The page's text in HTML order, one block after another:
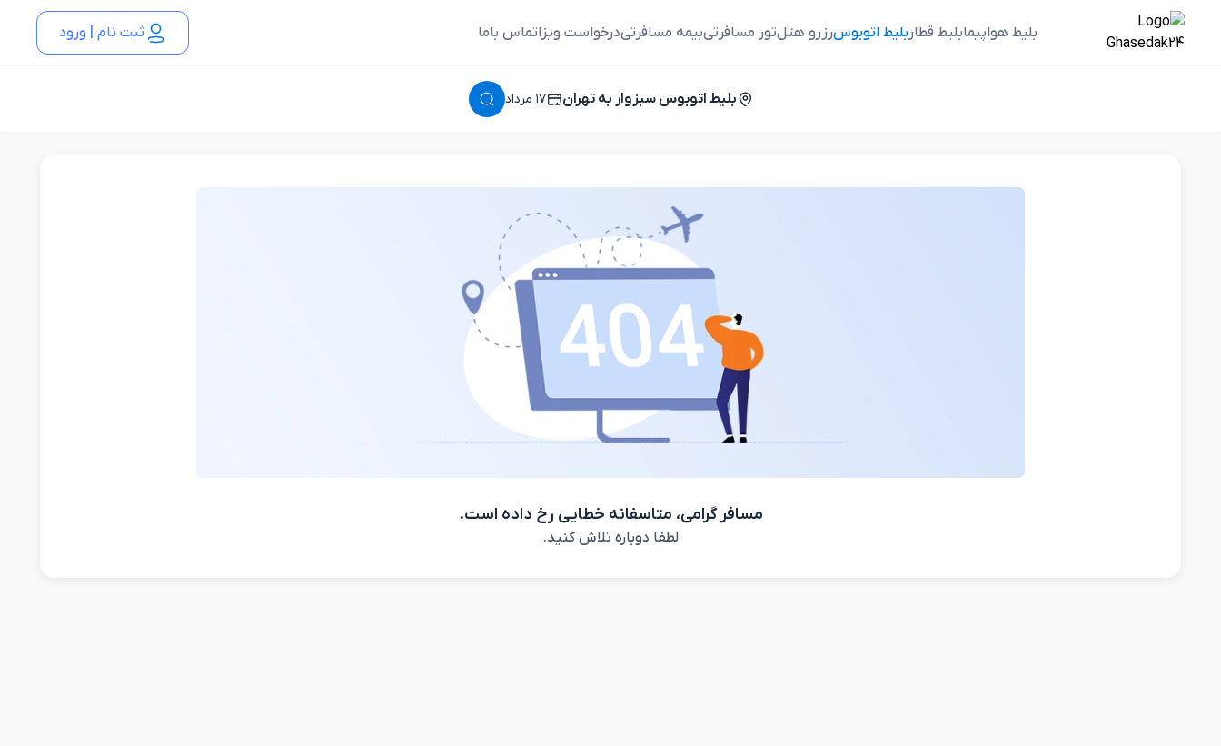
بلیط هواپیمابلیط قطاربلیط اتوبوسرزرو هتلتور مسافرتیبیمه مسافرتیدرخواست ویزاتماس باما ثبت نام | ورود
بلیط اتوبوس سبزوار به تهران ١٧ مرداد
مسافر گرامی، متاسفانه خطایی رخ داده است.
لطفا دوباره تلاش کنید.